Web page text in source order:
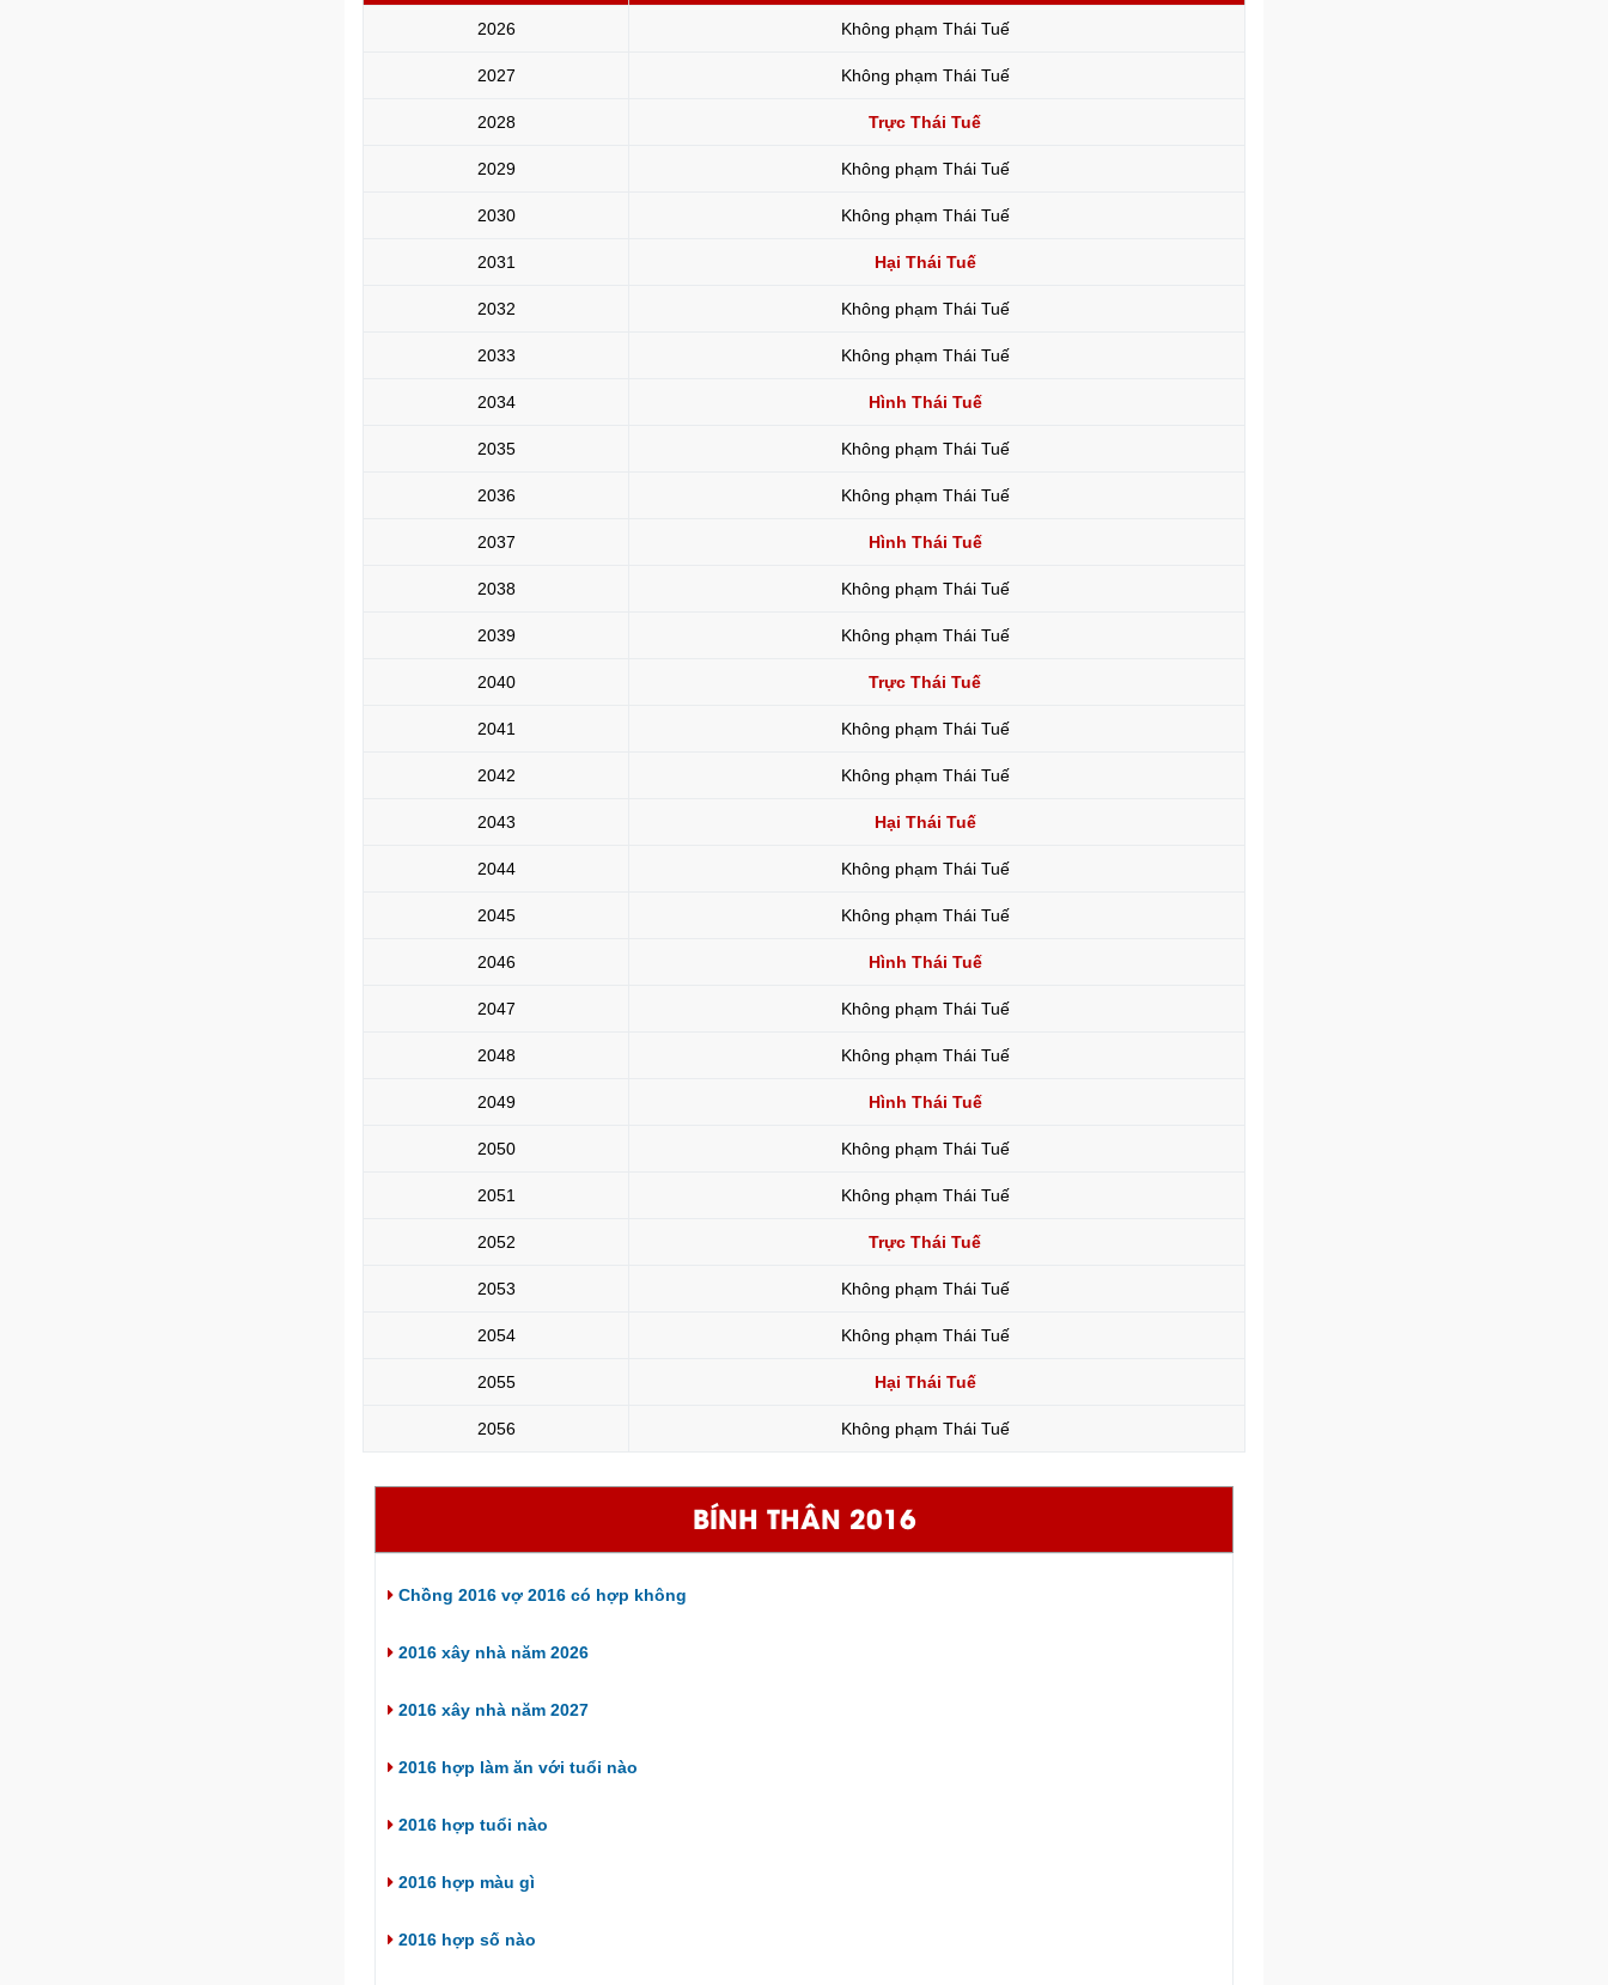
2026 Không phạm Thái Tuế
2027 Không phạm Thái Tuế
2028 Trực Thái Tuế
2029 Không phạm Thái Tuế
2030 Không phạm Thái Tuế
2031 Hại Thái Tuế
2032 Không phạm Thái Tuế
2033 Không phạm Thái Tuế
2034 Hình Thái Tuế
2035 Không phạm Thái Tuế
2036 Không phạm Thái Tuế
2037 Hình Thái Tuế
2038 Không phạm Thái Tuế
2039 Không phạm Thái Tuế
2040 Trực Thái Tuế
2041 Không phạm Thái Tuế
2042 Không phạm Thái Tuế
2043 Hại Thái Tuế
2044 Không phạm Thái Tuế
2045 Không phạm Thái Tuế
2046 Hình Thái Tuế
2047 Không phạm Thái Tuế
2048 Không phạm Thái Tuế
2049 Hình Thái Tuế
2050 Không phạm Thái Tuế
2051 Không phạm Thái Tuế
2052 Trực Thái Tuế
2053 Không phạm Thái Tuế
2054 Không phạm Thái Tuế
2055 Hại Thái Tuế
2056 Không phạm Thái Tuế
BÍNH THÂN 2016
Chồng 2016 vợ 2016 có hợp không
2016 xây nhà năm 2026
2016 xây nhà năm 2027
2016 hợp làm ăn với tuổi nào
2016 hợp tuổi nào
2016 hợp màu gì
2016 hợp số nào